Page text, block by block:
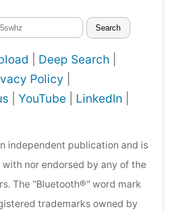
Search
Deep Search
Policy
YouTube LinkedIn
independent publication and is
nor endorsed by any of the
The "Bluetooth®" word mark
trademarks owned by